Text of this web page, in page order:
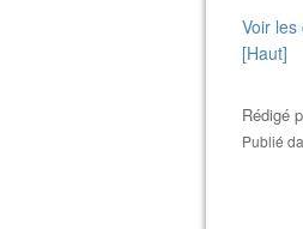
Voir
[Haut]
Rédigé
Publié